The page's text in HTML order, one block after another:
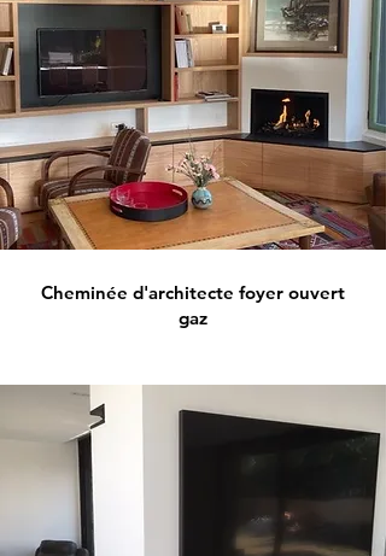
Cheminée d'architecte foyer ouvert
gaz